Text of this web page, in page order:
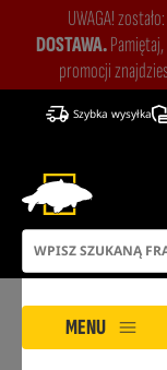
UWAGA! zostało:
DOSTAWA.
promocji
Szybka wysyłka
MENU